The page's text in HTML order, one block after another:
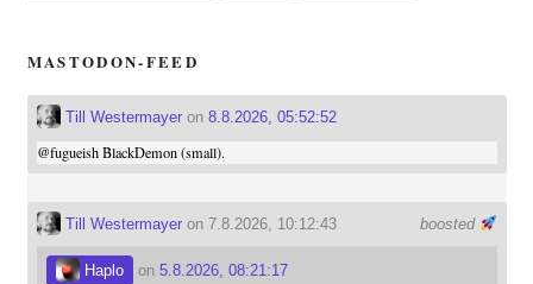
MASTODON-FEED
Till Westermayeron 8.8.2026, 05:52:52
@fugueishBlackDemon (small).
boosted
Till Westermayeron 7.8.2026, 10:12:43
Haplo on 5.8.2026, 08:21:17